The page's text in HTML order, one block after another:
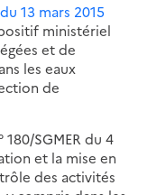
13 mars 2015
ministériel
et de
les eaux
de
SGMER du 4
et la mise en
des activités